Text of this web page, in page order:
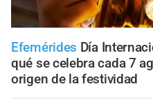
Efemérides Día
qué se celebra cada 7
origen de la festividad